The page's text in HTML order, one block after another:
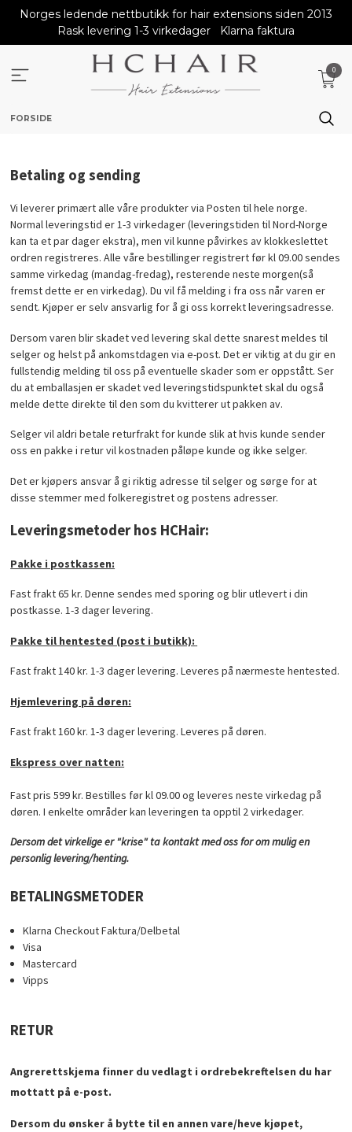
Norges ledende nettbutikk for hair extensions siden 2013
Rask levering 1-3 virkedager
Klarna faktura
0
FORSIDE
Betaling og sending
Vi leverer primært alle våre produkter via Posten til hele norge.
Normal leveringstid er 1-3 virkedager (leveringstiden til Nord-Norge
kan ta et par dager ekstra), men vil kunne påvirkes av klokkeslettet
ordren registreres. Alle våre bestillinger registrert før kl 09.00 sendes
samme virkedag (mandag-fredag), resterende neste morgen(så
fremst dette er en virkedag). Du vil få melding i fra oss når varen er
sendt. Kjøper er selv ansvarlig for å gi oss korrekt leveringsadresse.
Dersom varen blir skadet ved levering skal dette snarest meldes til
selger og helst på ankomstdagen via e-post. Det er viktig at du gir en
fullstendig melding til oss på eventuelle skader som er oppstått. Ser
du at emballasjen er skadet ved leveringstidspunktet skal du også
melde dette direkte til den som du kvitterer ut pakken av.
Selger vil aldri betale returfrakt for kunde slik at hvis kunde sender
oss en pakke i retur vil kostnaden påløpe kunde og ikke selger.
Det er kjøpers ansvar å gi riktig adresse til selger og sørge for at
disse stemmer med folkeregistret og postens adresser.
Leveringsmetoder hos HCHair:
Pakke i postkassen:
Fast frakt 65 kr. Denne sendes med sporing og blir utlevert i din
postkasse. 1-3 dager levering.
Pakke til hentested (post i butikk):
Fast frakt 140 kr. 1-3 dager levering. Leveres på nærmeste hentested.
Hjemlevering på døren:
Fast frakt 160 kr. 1-3 dager levering. Leveres på døren.
Ekspress over natten:
Fast pris 599 kr. Bestilles før kl 09.00 og leveres neste virkedag på
døren. I enkelte områder kan leveringen ta opptil 2 virkedager.
Dersom det virkelige er "krise" ta kontakt med oss for om mulig en
personlig levering/henting.
BETALINGSMETODER
Klarna Checkout Faktura/Delbetal
Visa
Mastercard
Vipps
RETUR
Angrerettskjema finner du vedlagt i ordrebekreftelsen du har
mottatt på e-post.
Dersom du ønsker å bytte til en annen vare/heve kjøpet,